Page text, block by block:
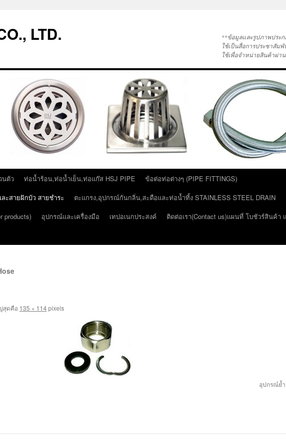
LTD.
**ข้อมูลและรูปภาพประ
ใช้เป็นสื่อการประชาสัม
ใช้เพื่อจำหน่ายสินค้าผ่า
นตัว ท่อน้ำร้อน,ท่อน้ำเย็น,ท่อแก๊ส HSJ PIPE
ข้อต่อท่อต่างๆ (PIPE FITTINGS)
ะสายฝักบัว สายชำระ
ตะแกรง,อุปกรณ์กันกลิ่น,สะดือและท่อน้ำทิ้ง STAINLESS STEEL DRAIN
products) อุปกรณ์และเครื่องมือ เทปอเนกประสงค์
ติดต่อเรา(Contact us)แผนที่ โบชัวร์สินค้า
สุดคือ 135 × 114pixels
อุปกรณ์ย้